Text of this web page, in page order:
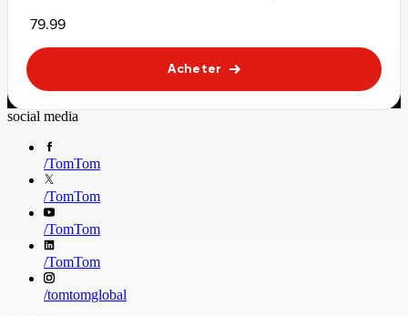
79.99
Acheter
social media
/TomTom
/TomTom
/TomTom
/TomTom
/tomtomglobal